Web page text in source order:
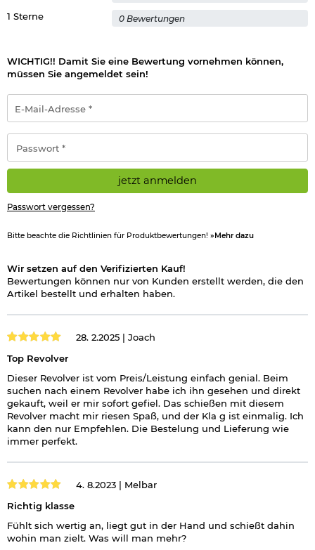
Hinweis: Richtiger
Herstellerinformationen
1 Sterne 0 Bewertungen
WICHTIG!! Damit Sie eine Bewertung vornehmen können,
müssen Sie angemeldet sein!
Mail-
Adresse
*
jetzt anmelden
Passwort vergessen?
Bitte beachte die Richtlinien für Produktbewertungen! »Mehr dazu
Wir setzen auf den Verifizierten Kauf!
Bewertungen können nur von Kunden erstellt werden, die den
Artikel bestellt und erhalten haben.
28. 2.2025 | Joach
Top Revolver
Dieser Revolver ist vom Preis/Leistung einfach genial. Beim
suchen nach einem Revolver habe ich ihn gesehen und direkt
gekauft, weil er mir sofort gefiel. Das schießen mit diesem
Revolver macht mir riesen Spaß, und der Kla g ist einmalig. Ich
kann den nur Empfehlen. Die Bestelung und Lieferung wie
immer perfekt.
4. 8.2023 | Melbar
Richtig klasse
Fühlt sich wertig an, liegt gut in der Hand und schießt dahin
wohin man zielt. Was will man mehr?